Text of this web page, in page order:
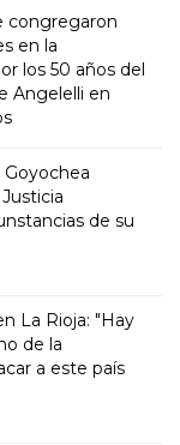
congregaron
en la
los 50 años del
Angelelli en
de su
La Rioja: "Hay
de la
a este país